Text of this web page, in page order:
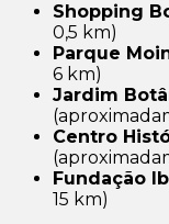
Shopping
0,5 km)
Parque
6 km)
Jardim
Centro
Fundação
15 km)